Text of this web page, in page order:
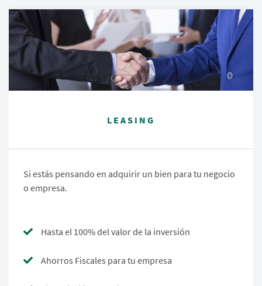
LEASING
Si estás pensando en adquirir un bien para tu negocio
o empresa.
Hasta el 100% del valor de la inversión
Ahorros Fiscales para tu empresa